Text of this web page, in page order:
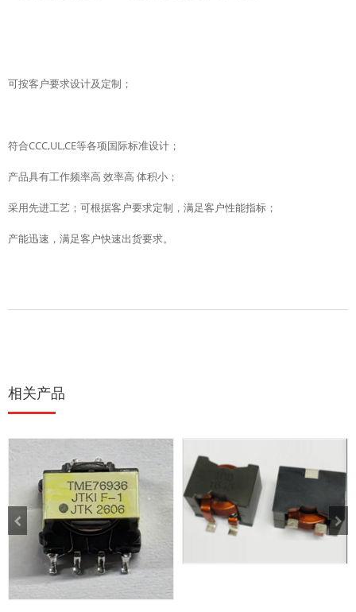
可按客户要求设计及定制；
符合CCC,UL,CE等各项国际标准设计；
产品具有工作频率高 效率高 体积小；
采用先进工艺；可根据客户要求定制，满足客户性能指标；
产能迅速，满足客户快速出货要求。
相关产品